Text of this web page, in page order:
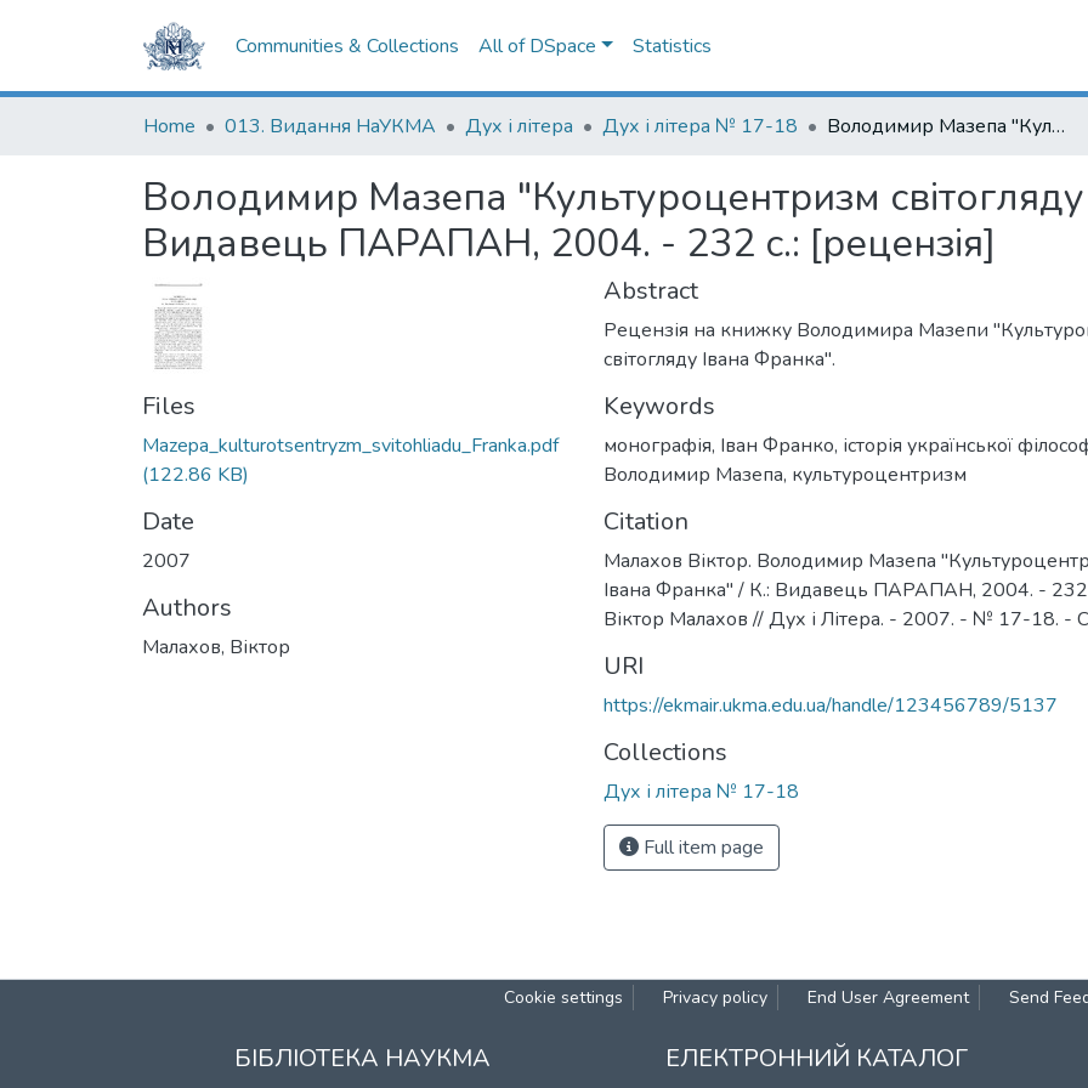
Communities & Collections All of DSpace Statistics
Home 013. Видання НаУКМА Дух і літера Дух і літера № 17-18 Володимир Мазепа "Культуроцентризм світогляду Івана Франка" / К.: Видавець ПАРАПАН, 2004. - 232 с.: [рецензія]
Володимир Мазепа "Культуроцентризм
Видавець ПАРАПАН, 2004. - 232 с.: [рецензія]
Files
Mazepa_kulturotsentryzm_svitohliadu_Franka.pdf
(122.86 KB)
Date
2007
Authors
Малахов, Віктор
Abstract
Рецензія на книжку Володимира Мазепи
світогляду Івана Франка".
Keywords
монографія, Іван Франко, історія української
Володимир Мазепа, культуроцентризм
Citation
Малахов Віктор. Володимир Мазепа
Івана Франка" / К.: Видавець ПАРАПАН, 2004. - 232
Віктор Малахов // Дух і Літера. - 2007. - № 17-18. -
URI
https://ekmair.ukma.edu.ua/handle/123456789/5137
Collections
Дух і літера № 17-18
Full item page
Cookie settings Privacy policy End User Agreement Send
БІБЛІОТЕКА НАУКМА ЕЛЕКТРОННИЙ КАТАЛОГ